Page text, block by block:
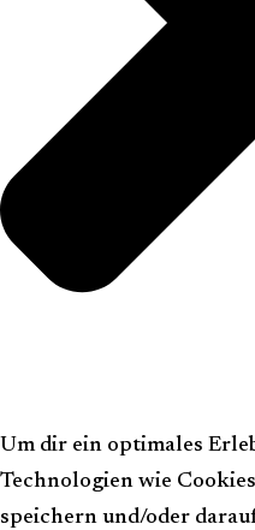
Um dir ein optimales
Technologien wie
speichern und/oder